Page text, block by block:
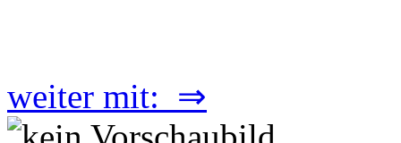
weiter mit: ⇒